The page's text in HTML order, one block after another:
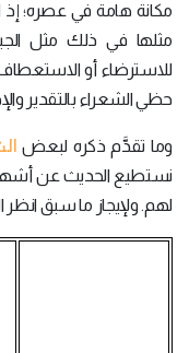
مكانة هامة في عصره؛ إذ
مثلها في ذلك مثل
للاسترضاء أو
حظي الشعراء بالتقدير
وما تقدَّم ذكره لبعض
نستطيع الحديث عن
لهم. ولإيجاز ما سبق انظر